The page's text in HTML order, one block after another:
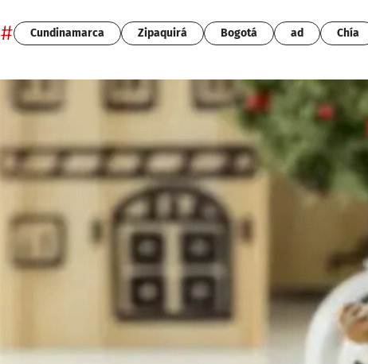
# Cundinamarca Zipaquirá Bogotá ad Chía